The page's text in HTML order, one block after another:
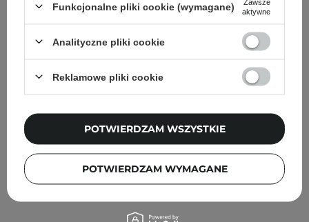
PROMOCJA BESTSELLER
Medicube - PDRN Pink Peptide Serum - Ujędrniające
Serum do Twarzy - 30ml
89,90 zł
62,90 zł
Funkcjonalne pliki cookie (wymagane)
aktywne
Analityczne pliki cookie
Reklamowe pliki cookie
POTWIERDZAM WYMAGANE
POTWIERDZAM WSZYSTKIE